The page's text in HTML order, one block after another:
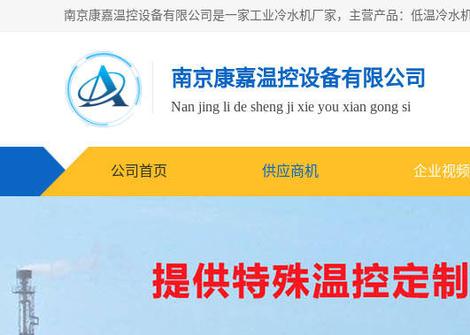
南京康嘉温控设备有限公司
Nan jing li de sheng ji xie you xian gong si
公司首页 供应商机 企业视频